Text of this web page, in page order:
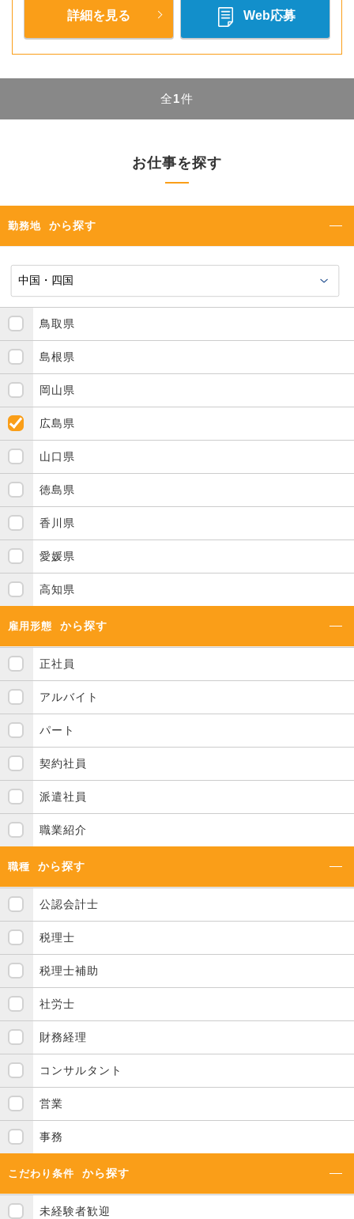
詳細を見る Web応募
全1件
お仕事を探す
勤務地 から探す
鳥取県
島根県
岡山県
広島県
山口県
徳島県
香川県
愛媛県
高知県
雇用形態 から探す
正社員
アルバイト
パート
契約社員
派遣社員
職業紹介
職種 から探す
公認会計士
税理士
税理士補助
社労士
財務経理
コンサルタント
営業
事務
こだわり条件 から探す
未経験者歓迎